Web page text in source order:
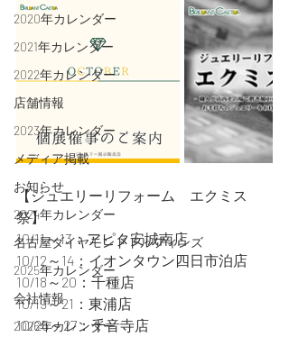
2020年カレンダー
2021年カレンダー
2022年カレンダー
店舗情報
2023年カレンダー
メディア掲載
お知らせ
2024年カレンダー
名古屋ダイヤモンドドルフィンズ
2025年カレンダー
会社情報
2026年カレンダー
【ジュエリーリフォーム　エクミス
祭】
10/11～13：アピタ安城南店
10/12～14：イオンタウン四日市泊店
10/18～20：千種店
10/19～21：東浦店
10/25～27：千音寺店